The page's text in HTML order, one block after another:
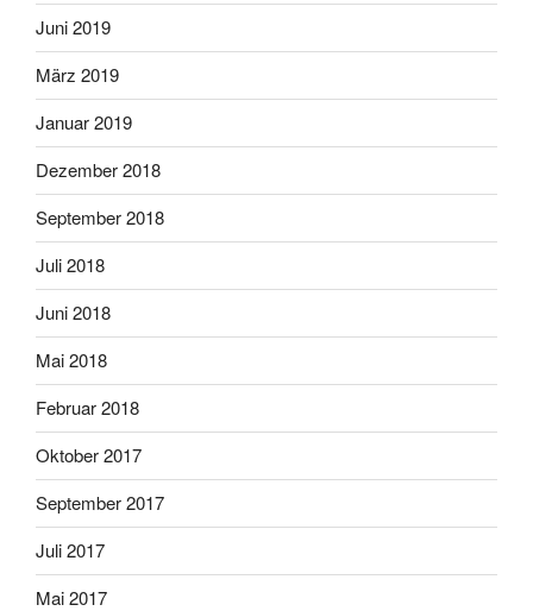
Juni 2019
März 2019
Januar 2019
Dezember 2018
September 2018
Juli 2018
Juni 2018
Mai 2018
Februar 2018
Oktober 2017
September 2017
Juli 2017
Mai 2017